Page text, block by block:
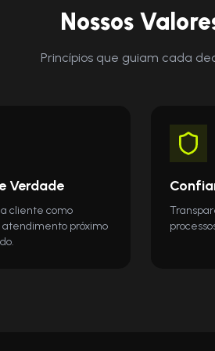
Nossos
Princípios que guiam cada
Verdade
cliente como
atendimento próximo